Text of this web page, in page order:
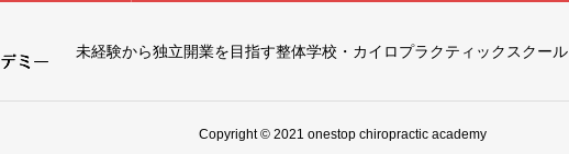
未経験から独立開業を目指す整体学校・カイロプラクティックスクール
Copyright © 2021 onestop chiropractic academy